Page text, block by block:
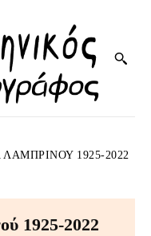
1925-2022
1925-2022